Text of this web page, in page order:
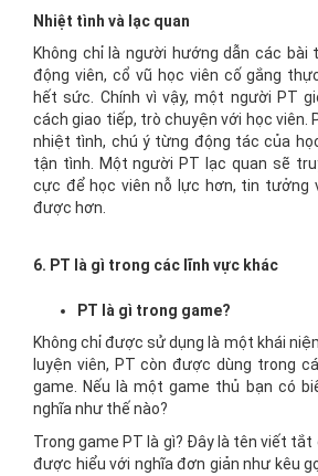
Nhiệt tình và lạc quan
Không chỉ là người hướng dẫn các bài
động viên, cổ vũ học viên cố gắng
hết sức. Chính vì vậy, một người PT
cách giao tiếp, trò chuyện với học viên.
nhiệt tình, chú ý từng động tác của
tận tình. Một người PT lạc quan sẽ
cực để học viên nỗ lực hơn, tin tưởng
được hơn.
6. PT là gì trong các lĩnh vực khác
PT là gì trong game?
Không chỉ được sử dụng là một khái
luyện viên, PT còn được dùng trong
game. Nếu là một game thủ bạn có
nghĩa như thế nào?
Trong game PT là gì? Đây là tên viết
được hiểu với nghĩa đơn giản như kêu